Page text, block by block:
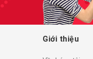
Giới thiệu